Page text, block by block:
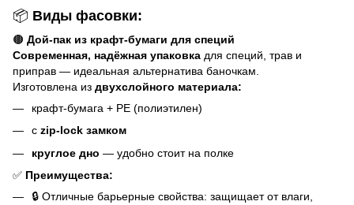
📦 Виды фасовки:
🟤 Дой-пак из крафт-бумаги для специй
Современная, надёжная упаковка для специй, трав и
приправ — идеальная альтернатива баночкам.
Изготовлена из двухслойного материала:
крафт-бумага + РЕ (полиэтилен)
с zip-lock замком
круглое дно — удобно стоит на полке
✅ Преимущества:
🔒 Отличные барьерные свойства: защищает от влаги,